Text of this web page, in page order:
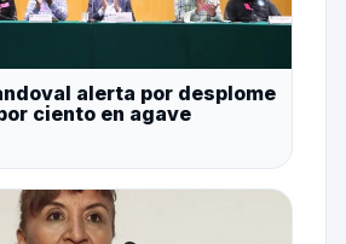
alerta por desplome
ciento en agave